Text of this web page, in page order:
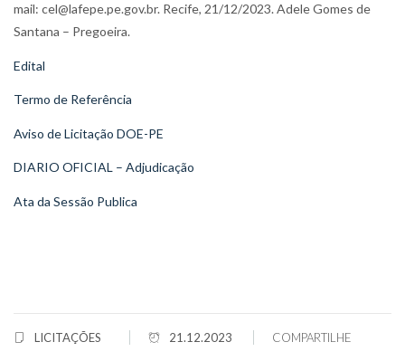
mail: cel@lafepe.pe.gov.br. Recife, 21/12/2023. Adele Gomes de
Santana – Pregoeira.
Edital
Termo de Referência
Aviso de Licitação DOE-PE
DIARIO OFICIAL – Adjudicação
Ata da Sessão Publica
LICITAÇÕES 21.12.2023 COMPARTILHE